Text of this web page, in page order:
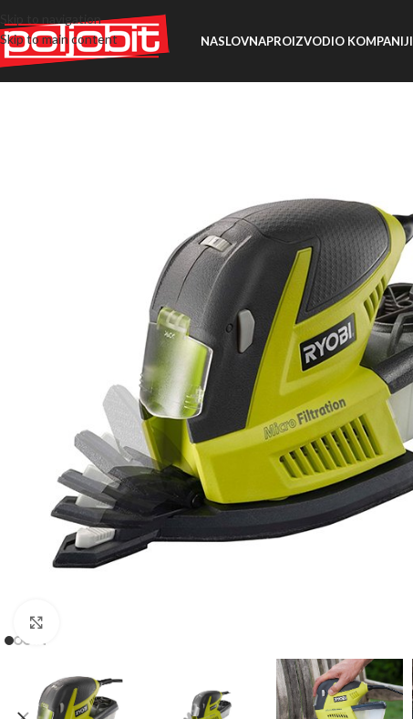
Skip to navigation
Skip to main content
NASLOVNAPROIZVODIO KOMPANIJI